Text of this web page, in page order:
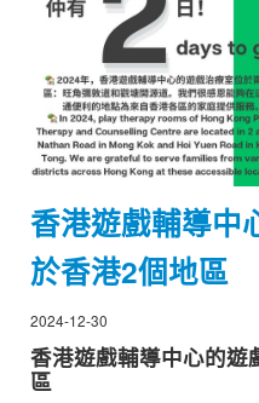
香港遊戲輔導中
於香港2個地區
2024-12-30
香港遊戲輔導中心的遊
區